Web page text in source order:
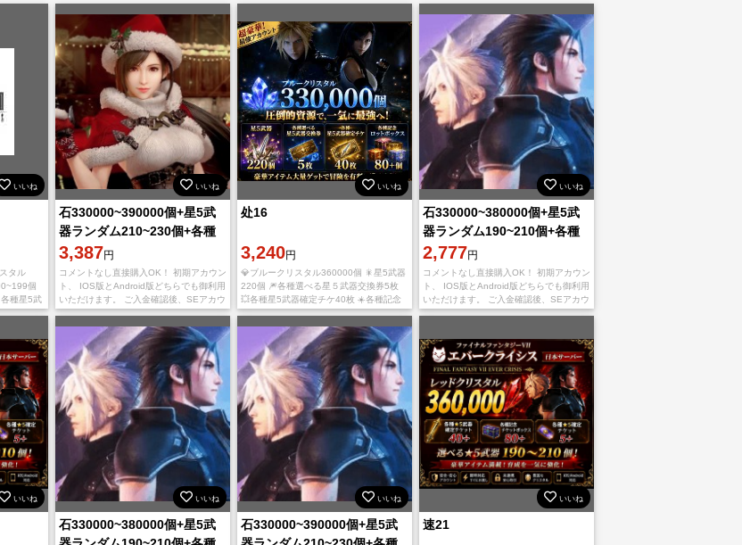
いいね
タル
個
種星5武
ットボッ
いいね
石330000~390000個+星5武
器ランダム210~230個+各種
星5券45~80枚 初期ア
3,387円
コメントなし直接購入OK！ 初期アカウン
ト、 IOS版とAndroid版どちらでも御利用
いただけます。 ご入金確認後、SEアカウ
ントとパスワードをご連絡致します。 ト
ラブルを避けるために、パスと
いいね
处16
3,240円
💎ブルークリスタル360000個 🎇星5武器
220個 🎆各種選べる星５武器交換券5枚
💥各種星5武器確定チケ40枚 ☀️各種記念
ロットボックス80+個 👌SEアカウントと
パスワードを送らせて頂きます。
いいね
石330000~380000個+星5武
器ランダム190~210個+各種
星5券45~80枚 初期ア
2,777円
コメントなし直接購入OK！ 初期アカウン
ト、 IOS版とAndroid版どちらでも御利用
いただけます。 ご入金確認後、SEアカウ
ントとパスワードをご連絡致します。 ト
いいね いいね
石330000~380000個+星5武
いいね
石330000~390000個+星5武
いいね
速21